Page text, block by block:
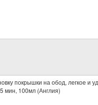
покрышки на обод, легкое и
мин, 100мл (Англия)